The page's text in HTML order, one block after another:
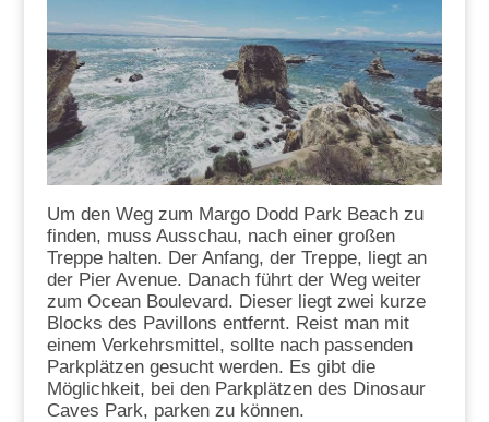
Um den Weg zum Margo Dodd Park Beach zu
finden, muss Ausschau, nach einer großen
Treppe halten. Der Anfang, der Treppe, liegt an
der Pier Avenue. Danach führt der Weg weiter
zum Ocean Boulevard. Dieser liegt zwei kurze
Blocks des Pavillons entfernt. Reist man mit
einem Verkehrsmittel, sollte nach passenden
Parkplätzen gesucht werden. Es gibt die
Möglichkeit, bei den Parkplätzen des Dinosaur
Caves Park, parken zu können.